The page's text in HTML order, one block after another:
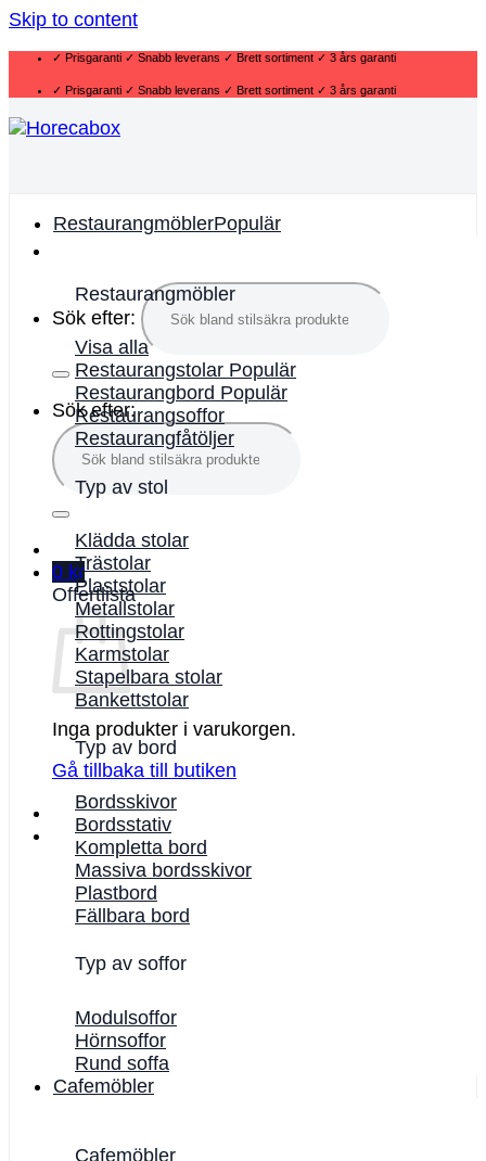
Skip to content
✓ Prisgaranti ✓ Snabb leverans ✓ Brett sortiment ✓ 3 års garanti
✓ Prisgaranti ✓ Snabb leverans ✓ Brett sortiment ✓ 3 års garanti
Sök efter:
Sök efter:
0 kr
Offertlista
Inga produkter i varukorgen.
Gå tillbaka till butiken
Restaurangmöbler
Restaurangmöbler
Visa alla
Restaurangstolar
Restaurangbord
Restaurangsoffor
Restaurangfåtöljer
Typ av stol
Klädda stolar
Trästolar
Plaststolar
Metallstolar
Rottingstolar
Karmstolar
Stapelbara stolar
Bankettstolar
Typ av bord
Bordsskivor
Bordsstativ
Kompletta bord
Massiva bordsskivor
Plastbord
Fällbara bord
Typ av soffor
Modulsoffor
Hörnsoffor
Rund soffa
Cafemöbler
Cafemöbler